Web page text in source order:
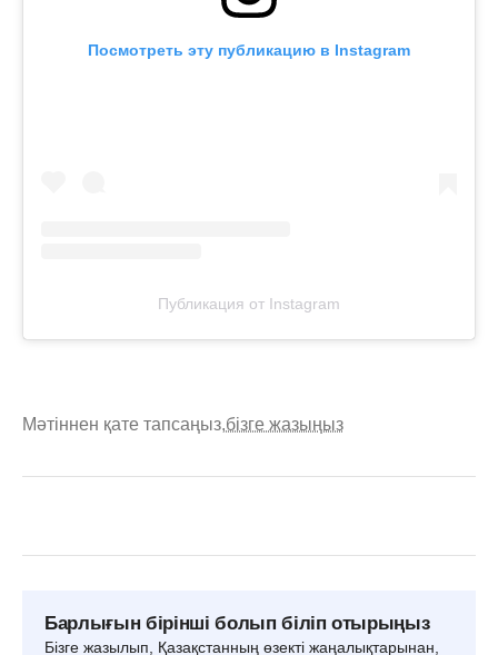
Посмотреть эту публикацию в Instagram
Публикация от Instagram
Мәтіннен қате тапсаңыз,бізге жазыңыз
Барлығын бірінші болып біліп отырыңыз
Бізге жазылып, Қазақстанның өзекті жаңалықтарынан,